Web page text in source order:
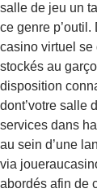
salle de jeu un
ce genre
casino virtuel se
stockés au
disposition
dont’votre salle
services dans
au sein d’une
via
abordés afin de